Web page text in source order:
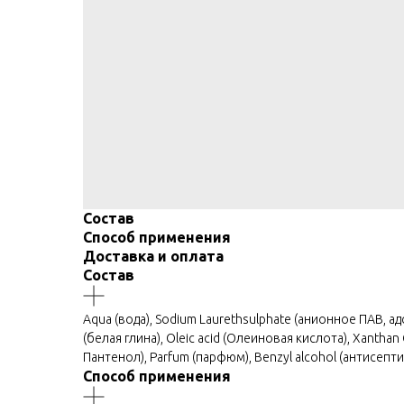
Состав
Способ применения
Доставка и оплата
Состав
Aqua (вода), Sodium Laurethsulphate (анионное ПАВ,
(белая глина), Oleic acid (Олеиновая кислота),
Пантенол), Parfum (парфюм), Benzyl alcohol
Способ применения